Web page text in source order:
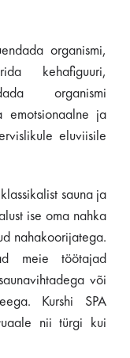
organismi,
kehafiguuri,
organismi
emotsionaalne ja
eluviisile
sauna ja
ise oma nahka
nahakoorijatega.
meie töötajad
või
Kurshi SPA
nii türgi kui